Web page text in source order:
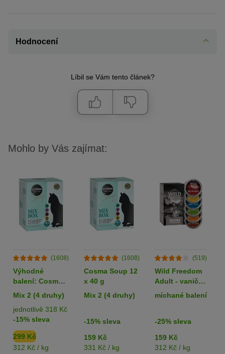
Hodnocení
Líbil se Vám tento článek?
Mohlo by Vás zajímat:
(1608)
Výhodné
balení: Cosma
Soup 24 x 40 g
Mix 2 (4 druhy)
jednotlivě 318 Kč
-15% sleva
299 Kč
312 Kč / kg
(1608)
Cosma Soup 12
x 40 g
Mix 2 (4 druhy)
-15% sleva
159 Kč
331 Kč / kg
(519)
Wild Freedom
Adult - vaničky
6 x 85 g
míchané balení
-25% sleva
159 Kč
312 Kč / kg